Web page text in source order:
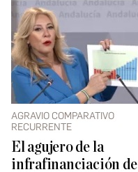
AGRAVIO COMPARATIVO
RECURRENTE
El agujero de la
infrafinanciación de